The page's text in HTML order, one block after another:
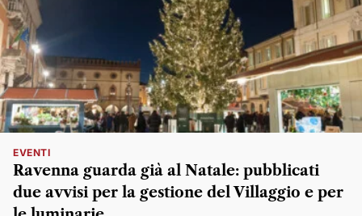
EVENTI
Ravenna guarda già al Natale: pubblicati
due avvisi per la gestione del Villaggio e per